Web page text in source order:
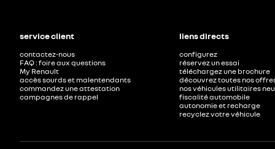
service client
contactez-nous
FAQ : foire aux questions
My Renault
accès sourds et malentendants
commandez une attestation
campagnes de rappel
liens directs
configurez
réservez un essai
téléchargez une brochure
découvrez toutes nos
nos véhicules utilitaires
fiscalité automobile
autonomie et recharge
recyclez votre véhicule